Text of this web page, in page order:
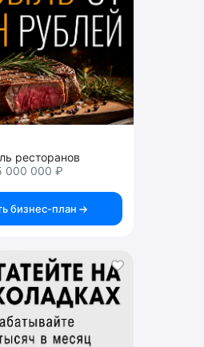
ресторанов
000 000 ₽
бизнес-план